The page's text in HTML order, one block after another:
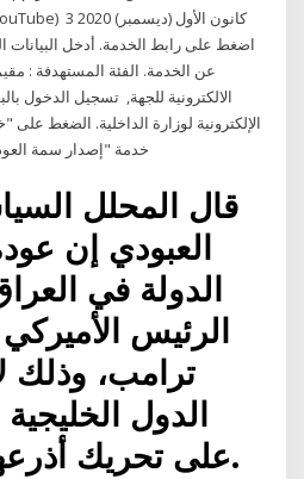
اضغط على رابط الخدمة. أدخل
عن الخدمة. الفئة المستهدفة :
الالكترونية للجهة, تسجيل الدخول
الإلكترونية لوزارة الداخلية. الضغط
قال المحلل
العبودي إن
الدولة في
الرئيس
ترامب، وذلك
الدول
على تحريك أذرعها في المنطقة.